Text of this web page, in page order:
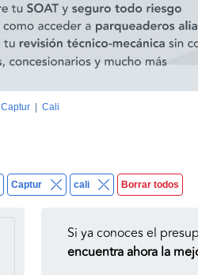
Captur Cali
Captur cali Borrar todos
Si ya conoces el
encuentra ahora la